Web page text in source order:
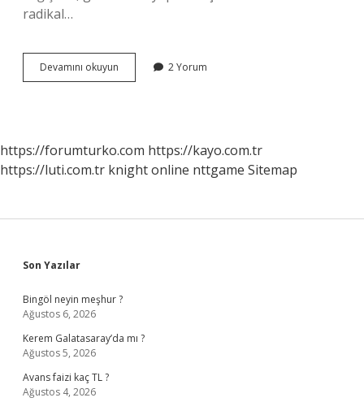
radikal…
Devamını okuyun Çağdaşlık
Ne
2 Yorum
https://forumturko.com https://kayo.com.tr
https://luti.com.tr knight online nttgame Sitemap
Sidebar
Son Yazılar
Bingöl neyin meşhur ?
Ağustos 6, 2026
Kerem Galatasaray’da mı ?
Ağustos 5, 2026
Avans faizi kaç TL ?
Ağustos 4, 2026